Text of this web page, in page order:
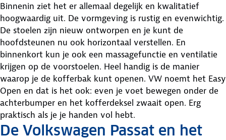
Binnenin ziet het er allemaal degelijk en kwalitatief
hoogwaardig uit. De vormgeving is rustig en evenwichtig.
De stoelen zijn nieuw ontworpen en je kunt de
hoofdsteunen nu ook horizontaal verstellen. En
binnenkort kun je ook een massagefunctie en ventilatie
krijgen op de voorstoelen. Heel handig is de manier
waarop je de kofferbak kunt openen. VW noemt het Easy
Open en dat is het ook: even je voet bewegen onder de
achterbumper en het kofferdeksel zwaait open. Erg
praktisch als je je handen vol hebt.
De Volkswagen Passat en het